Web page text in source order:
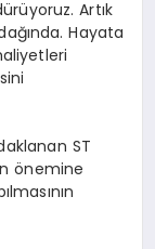
Artık
Hayata
ST
önemine